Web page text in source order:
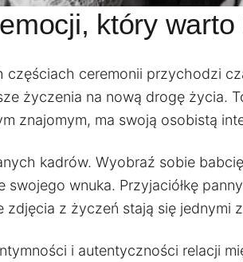
który
częściach ceremonii przychodzi
życzenia na nową drogę życia.
znajomym, ma swoją osobistą
kadrów. Wyobraź sobie
swojego wnuka. Przyjaciółkę
z życzeń stają się jednymi
i autentyczności relacji